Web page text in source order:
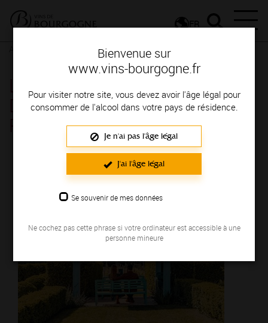
Bienvenue sur
www.vins-bourgogne.fr
Pour visiter notre site, vous devez avoir l'âge légal pour
consommer de l'alcool dans votre pays de résidence.
Je n'ai pas l'âge légal
J'ai l'âge légal
Se souvenir de mes données
Ne cochez pas cette phrase si votre ordinateur est accessible à une
personne mineure
FR
Rendez-vous
Les Jeudis Vignobles &
Découvertes au Hameau -
Romaneche-Thorins
Le 04 août 2022